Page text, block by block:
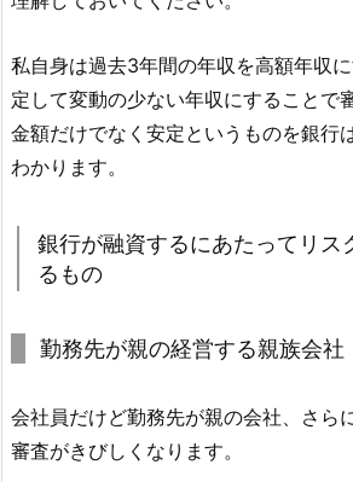
私自身は過去3年間の年収を高額年収
定して変動の少ない年収にすることで
金額だけでなく安定というものを銀行
わかります。
銀行が融資するにあたってリス
るもの
勤務先が親の経営する親族会社
会社員だけど勤務先が親の会社、さら
審査がきびしくなります。